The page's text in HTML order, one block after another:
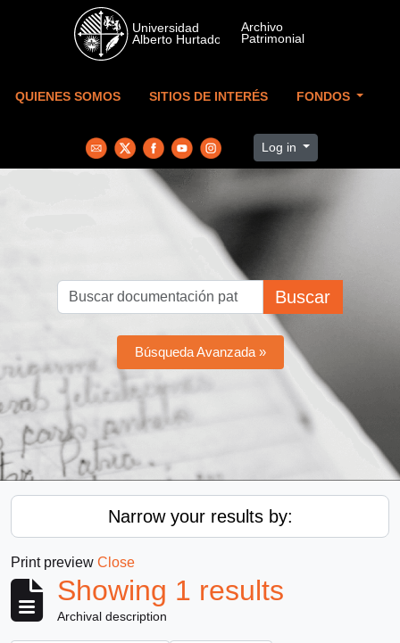
Skip to main content
QUIENES SOMOS SITIOS DE INTERÉS FONDOS
Log in
Buscar
Búsqueda Avanzada »
Narrow your results by:
Print preview Close
Showing 1 results
Archival description